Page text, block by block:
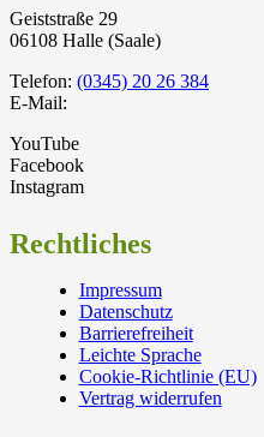
Geiststraße 29
06108 Halle (Saale)
Telefon: (0345) 20 26 384
E-Mail:
YouTube
Facebook
Instagram
Rechtliches
Impressum
Datenschutz
Barrierefreiheit
Leichte Sprache
Cookie-Richtlinie (EU)
Vertrag widerrufen